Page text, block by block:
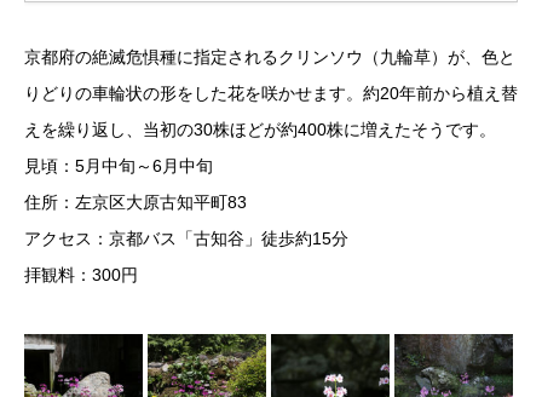
京都府の絶滅危惧種に指定されるクリンソウ（九輪草）が、色と
りどりの車輪状の形をした花を咲かせます。約20年前から植え替
えを繰り返し、当初の30株ほどが約400株に増えたそうです。
見頃：5月中旬～6月中旬
住所：左京区大原古知平町83
アクセス：京都バス「古知谷」徒歩約15分
拝観料：300円